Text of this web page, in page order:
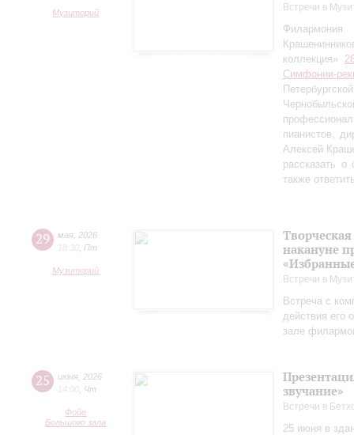
Музиторий Встречи в
коллекция»
Симфонии-
пианистов,
Алексей
рассказать
также
29 мая 2026
18:30 Пт
Музиторий
накануне
Встречи в
Встреча с
действия его
зале
25 июня 2026
14:00 Чт
Фойе
Большого зала
звучание»
Встречи в
25 июня в